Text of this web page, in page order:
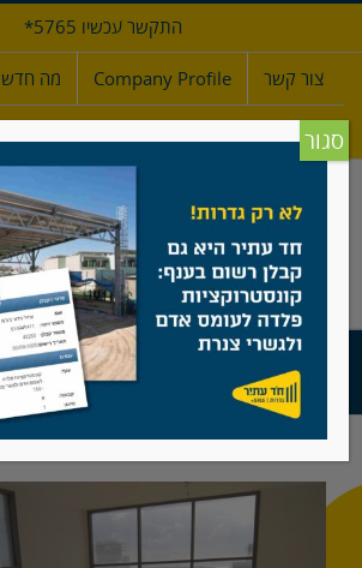
התקשר עכשיו 5765*
צור קשר Company Profile מה חדש
גדר מעקה, נתניה
סגור